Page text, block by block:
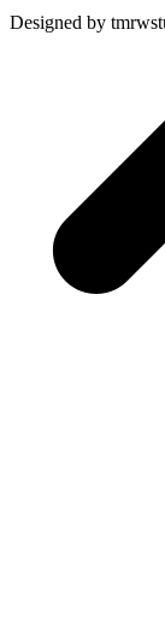
Designed by